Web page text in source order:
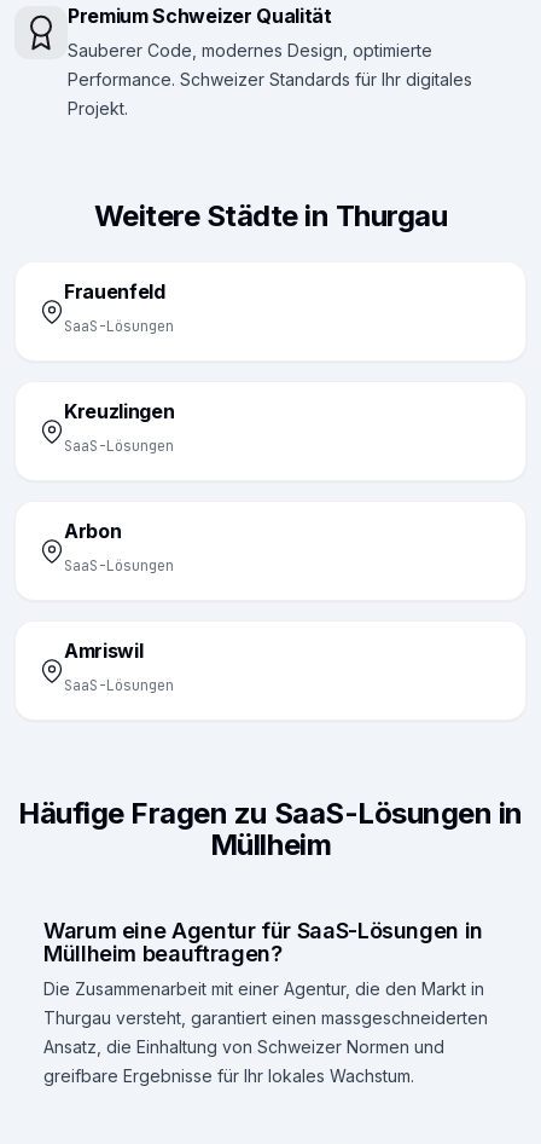
Premium Schweizer Qualität
Sauberer Code, modernes Design, optimierte
Performance. Schweizer Standards für Ihr digitales
Projekt.
Weitere Städte in Thurgau
Frauenfeld
SaaS-Lösungen
Kreuzlingen
SaaS-Lösungen
Arbon
SaaS-Lösungen
Amriswil
SaaS-Lösungen
Häufige Fragen zu SaaS-Lösungen in
Müllheim
Warum eine Agentur für SaaS-Lösungen in
Müllheim beauftragen?
Die Zusammenarbeit mit einer Agentur, die den Markt in
Thurgau versteht, garantiert einen massgeschneiderten
Ansatz, die Einhaltung von Schweizer Normen und
greifbare Ergebnisse für Ihr lokales Wachstum.